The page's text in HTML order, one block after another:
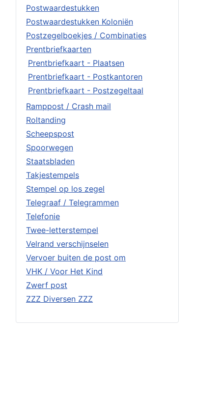
Postwaardestukken
Postwaardestukken Koloniën
Postzegelboekjes / Combinaties
Prentbriefkaarten
Prentbriefkaart - Plaatsen
Prentbriefkaart - Postkantoren
Prentbriefkaart - Postzegeltaal
Ramppost / Crash mail
Roltanding
Scheepspost
Spoorwegen
Staatsbladen
Takjestempels
Stempel op los zegel
Telegraaf / Telegrammen
Telefonie
Twee-letterstempel
Velrand verschijnselen
Vervoer buiten de post om
VHK / Voor Het Kind
Zwerf post
ZZZ Diversen ZZZ